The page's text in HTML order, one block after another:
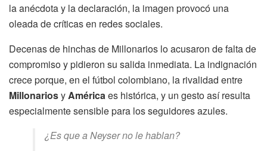
la anécdota y la declaración, la imagen provocó una
oleada de críticas en redes sociales.
Decenas de hinchas de Millonarios lo acusaron de falta de
compromiso y pidieron su salida inmediata. La indignación
crece porque, en el fútbol colombiano, la rivalidad entre
Millonariosy América es histórica, y un gesto así resulta
especialmente sensible para los seguidores azules.
¿Es que a Neyser no le hablan?